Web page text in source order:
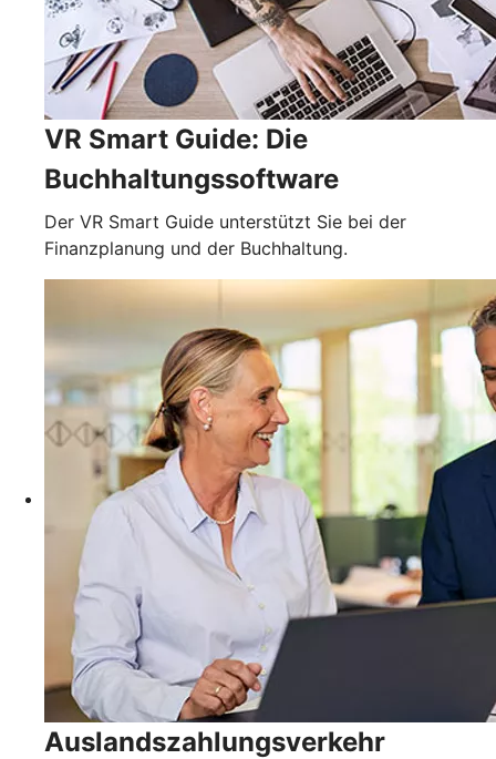
VR Smart Guide: Die
Buchhaltungssoftware
Der VR Smart Guide unterstützt Sie bei der
Finanzplanung und der Buchhaltung.
Auslandszahlungsverkehr